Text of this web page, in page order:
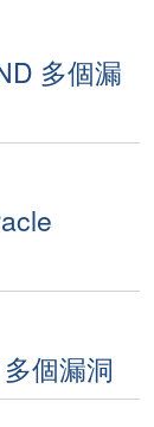
多個漏
個漏洞